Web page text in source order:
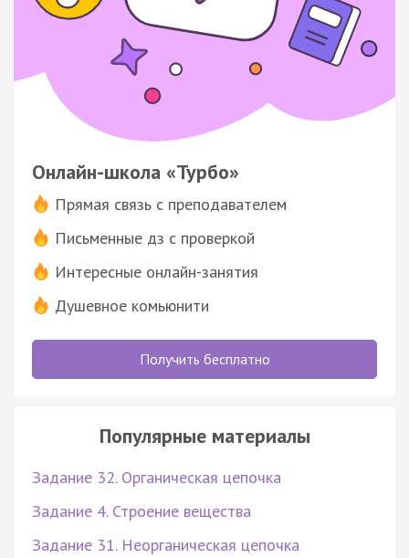
Онлайн-школа «Турбо»
Прямая связь с преподавателем
Письменные дз с проверкой
Интересные онлайн-занятия
Душевное комьюнити
Получить бесплатно
Популярные материалы
Задание 32. Органическая цепочка
Задание 4. Строение вещества
Задание 31. Неорганическая цепочка